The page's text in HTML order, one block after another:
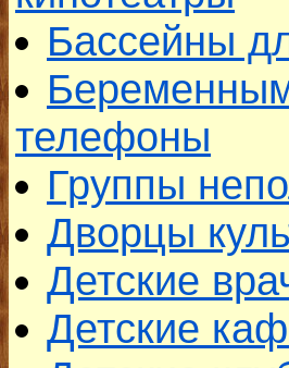
Бассейны
телефоны
Группы
Дворцы
Детские
Детские